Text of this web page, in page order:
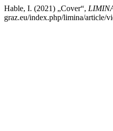
Hable, I. (2021) „Cover“,
graz.eu/index.php/limina/article/